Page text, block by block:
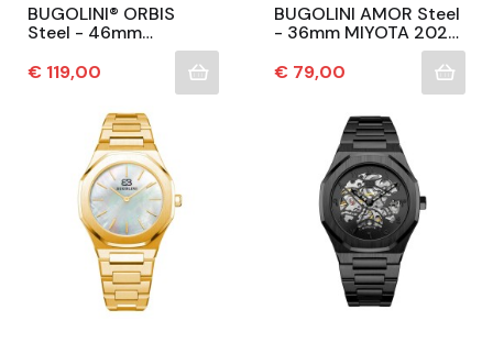
BUGOLINI® ORBIS
Steel - 46mm
Mechanisch Horloge -
Automatisch Uurwerk
- Transparant Paneel -
Prijs
€ 119,00
BUGOLINI AMOR Steel
- 36mm MIYOTA 2025
QUARTZ Horloge Voor
Dames - Echte
Schelpen Wijzerplaat
Prijs
€ 79,00